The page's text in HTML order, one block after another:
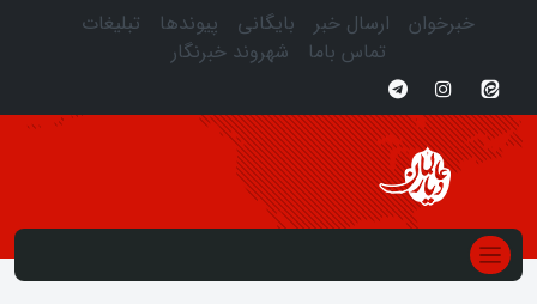
خبرخوان ارسال خبر بایگانی پیوندها
تبلیغات
تماس باما
شهروند خبرنگار